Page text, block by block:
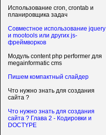
Использование cron, crontab и
планировщика задач
Совместное использование jquery
и mootools или других js-
фреймворков
Модуль content php performer для
megainformatic cms
Пишем компактный слайдер
Что нужно знать для создания
сайта ?
Что нужно знать для создания
сайта ? Глава 2 - Кодировки и
DOCTYPE